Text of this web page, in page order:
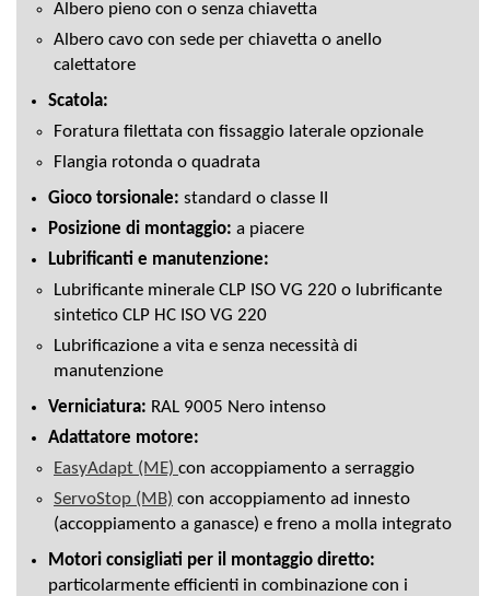
Albero pieno con o senza chiavetta
Albero cavo con sede per chiavetta o anello
calettatore
Scatola:
Foratura filettata con fissaggio laterale opzionale
Flangia rotonda o quadrata
Gioco torsionale: standard o classe II
Posizione di montaggio: a piacere
Lubrificanti e manutenzione:
Lubrificante minerale CLP ISO VG 220 o lubrificante
sintetico CLP HC ISO VG 220
Lubrificazione a vita e senza necessità di
manutenzione
Verniciatura: RAL 9005 Nero intenso
Adattatore motore:
EasyAdapt (ME) con accoppiamento a serraggio
ServoStop (MB) con accoppiamento ad innesto
(accoppiamento a ganasce) e freno a molla integrato
Motori consigliati per il montaggio diretto:
particolarmente efficienti in combinazione con i